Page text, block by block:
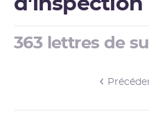
d'inspection
363 lettres de